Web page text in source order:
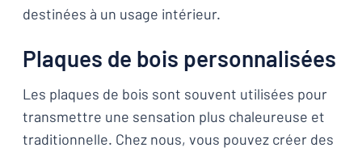
destinées à un usage intérieur.
Plaques de bois personnalisées
Les plaques de bois sont souvent utilisées pour
transmettre une sensation plus chaleureuse et
traditionnelle. Chez nous, vous pouvez créer des